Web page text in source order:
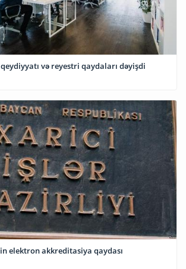
və reyestri qaydaları dəyişdi
elektron akkreditasiya qaydası